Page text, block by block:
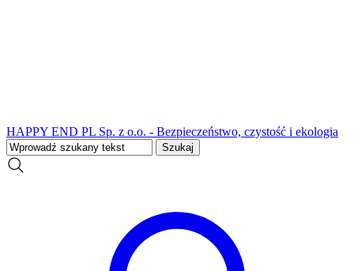
HAPPY END PL Sp. z o.o. - Bezpieczeństwo, czystość i ekologia